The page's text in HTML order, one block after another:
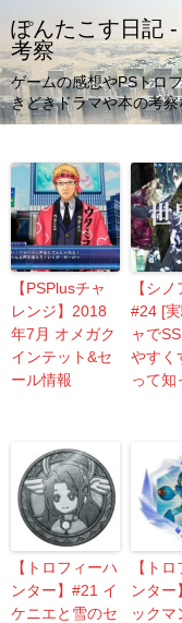
ぽんたこす日記
考察
ゲームの感想やPSトロ
きどきドラマや本の考
【PSPlusチャ
レンジ】2018
年7月 オメガク
インテット&セ
ール情報
【シノ
#24 [
ャで
やすく
って知
【トロフィーハ
ンター】#21 イ
ケニエと雪のセ
【ト
ンター
ックマ